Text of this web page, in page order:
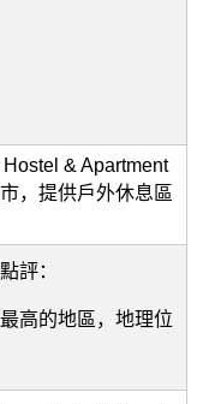
& Apartment
，提供戶外休息區
評：
高的地區，地理位